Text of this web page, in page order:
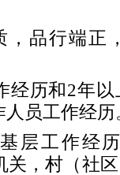
，品行端正
经历和2年
人员工作经历
层工作经
关，村（社